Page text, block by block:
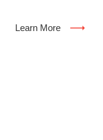
Learn More